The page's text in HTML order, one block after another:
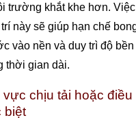
trường khắt khe hơn. Việc
này sẽ giúp hạn chế
vào nền và duy trì độ bền
thời gian dài.
chịu tải hoặc điều
biệt